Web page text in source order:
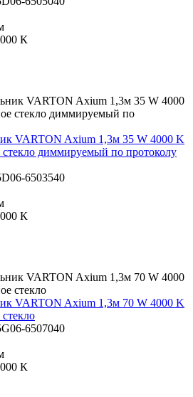
К
VARTON Axium 1,3м 35 W 4000 K
стекло диммируемый по протоколу
6503540
К
VARTON Axium 1,3м 70 W 4000 K
стекло
6507040
К